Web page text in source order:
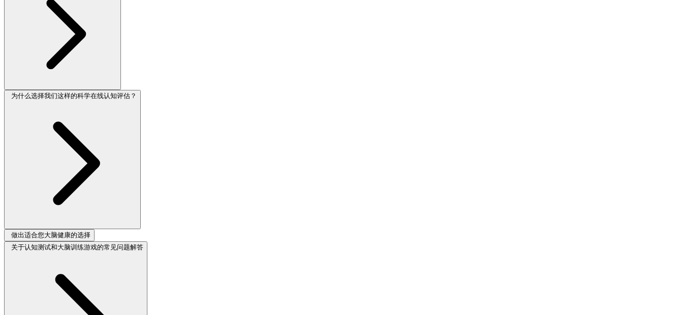
为什么选择我们这样的科学在线认知评估？
做出适合您大脑健康的选择
关于认知测试和大脑训练游戏的常见问题解答